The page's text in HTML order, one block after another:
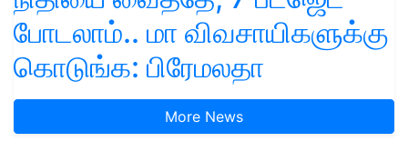
போடலாம்.. மா விவசாயிகளுக்கு
கொடுங்க: பிரேமலதா
More News